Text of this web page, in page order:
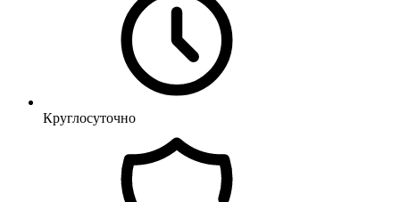
Круглосуточно